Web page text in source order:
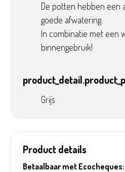
De potten hebben een
goede afwatering.
In combinatie met een
binnengebruik!
Grijs
Product details
Betaalbaar met Ecocheques: